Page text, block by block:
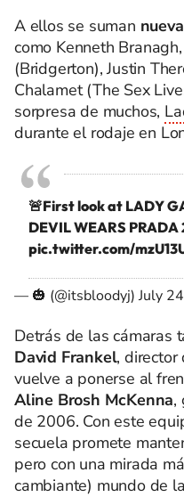
A ellos se suman
como Kenneth
(Bridgerton), Justin
Chalamet (The Sex
sorpresa de muchos,
durante el rodaje en
🚨First look at LADY
DEVIL WEARS PRADA
pic.twitter.com/
— 🎃 (@itsbloodyj)July
Detrás de las cámaras
David Frankel, director
vuelve a ponerse al
Aline Brosh McKenna,
de 2006. Con este
secuela promete
pero con una mirada
cambiante) mundo de